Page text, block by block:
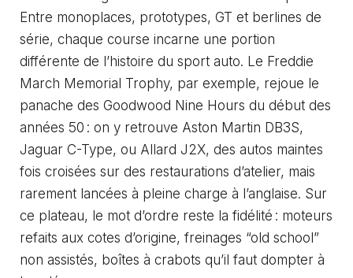
Entre monoplaces, prototypes, GT et berlines de
série, chaque course incarne une portion
différente de l’histoire du sport auto. Le Freddie
March Memorial Trophy, par exemple, rejoue le
panache des Goodwood Nine Hours du début des
années 50 : on y retrouve Aston Martin DB3S,
Jaguar C-Type, ou Allard J2X, des autos maintes
fois croisées sur des restaurations d’atelier, mais
rarement lancées à pleine charge à l’anglaise. Sur
ce plateau, le mot d’ordre reste la fidélité : moteurs
refaits aux cotes d’origine, freinages “old school”
non assistés, boîtes à crabots qu’il faut dompter à